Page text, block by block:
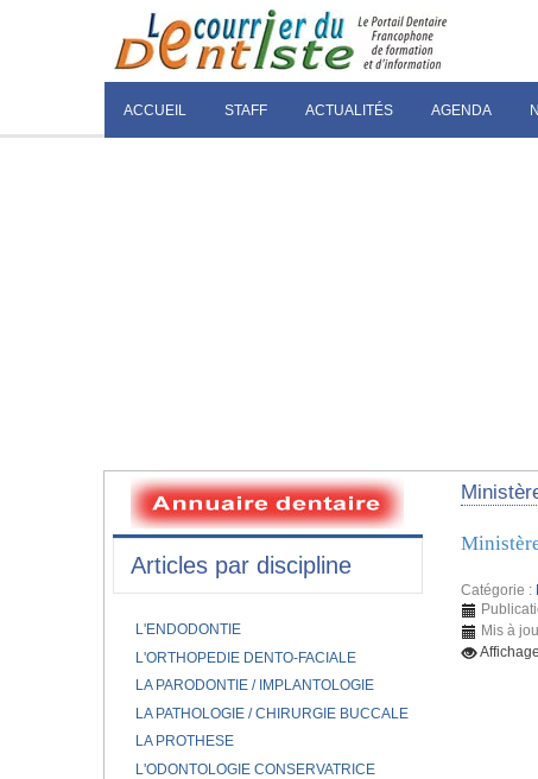
ACCUEIL STAFF ACTUALITÉS AGENDA
Catégorie :
Mis à
Articles par discipline
L'ENDODONTIE
L'ORTHOPEDIE DENTO-FACIALE
LA PARODONTIE / IMPLANTOLOGIE
LA PATHOLOGIE / CHIRURGIE BUCCALE
LA PROTHESE
L'ODONTOLOGIE CONSERVATRICE